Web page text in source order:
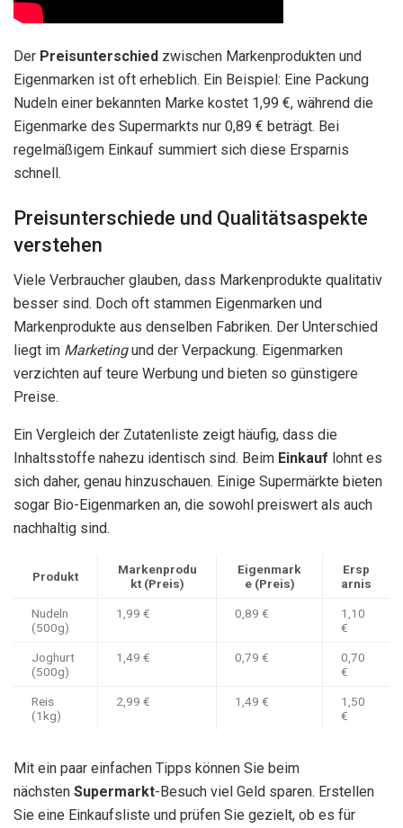
Der Preisunterschied zwischen Markenprodukten und
Eigenmarken ist oft erheblich. Ein Beispiel: Eine Packung
Nudeln einer bekannten Marke kostet 1,99 €, während die
Eigenmarke des Supermarkts nur 0,89 € beträgt. Bei
regelmäßigem Einkauf summiert sich diese Ersparnis
schnell.
Preisunterschiede und Qualitätsaspekte
verstehen
Viele Verbraucher glauben, dass Markenprodukte qualitativ
besser sind. Doch oft stammen Eigenmarken und
Markenprodukte aus denselben Fabriken. Der Unterschied
liegt im Marketingund der Verpackung. Eigenmarken
verzichten auf teure Werbung und bieten so günstigere
Preise.
Ein Vergleich der Zutatenliste zeigt häufig, dass die
Inhaltsstoffe nahezu identisch sind. Beim Einkauf lohnt es
sich daher, genau hinzuschauen. Einige Supermärkte bieten
sogar Bio-Eigenmarken an, die sowohl preiswert als auch
nachhaltig sind.
Produkt
Markenprodu
kt (Preis)
Eigenmark
e (Preis)
Ersp
arnis
Nudeln
(500g)
1,99 € 0,89 €
1,10
€
Joghurt
(500g)
1,49 € 0,79 €
0,70
€
Reis
(1kg)
2,99 € 1,49 €
1,50
€
Mit ein paar einfachen Tipps können Sie beim
nächsten Supermarkt-Besuch viel Geld sparen. Erstellen
Sie eine Einkaufsliste und prüfen Sie gezielt, ob es für